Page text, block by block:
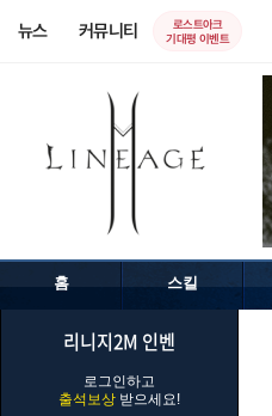
뉴스 커뮤니티
로스트아크
기대평 이벤트
홈 스킬
리니지2M 인벤
로그인하고
출석보상 받으세요!